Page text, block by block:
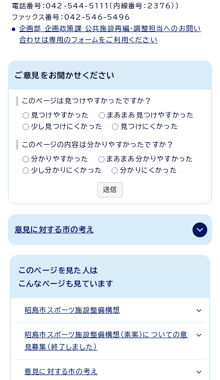
電話番号：042-544-5111（内線番号：2376））
ファックス番号：042-546-5496
企画部 企画政策課 公共施設再編・調整担当へのお問い
合わせは専用のフォームをご利用ください
ご意見をお聞かせください
このページは見つけやすかったですか？
見つけやすかった
まあまあ見つけやすかった
少し見つけにくかった
見つけにくかった
このページの内容は分かりやすかったですか？
分かりやすかった
まあまあ分かりやすかった
少し分かりにくかった
分かりにくかった
送信
意見に対する市の考え
このページを見た人は
こんなページも見ています
昭島市スポーツ施設整備構想
昭島市スポーツ施設整備構想（素案）についての意
見募集（終了しました）
意見に対する市の考え